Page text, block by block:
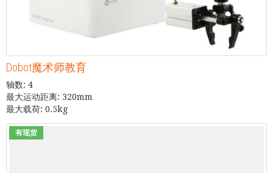
Dobot魔术师教育
轴数: 4
最大运动距离: 320mm
最大载荷: 0.5kg
有现货